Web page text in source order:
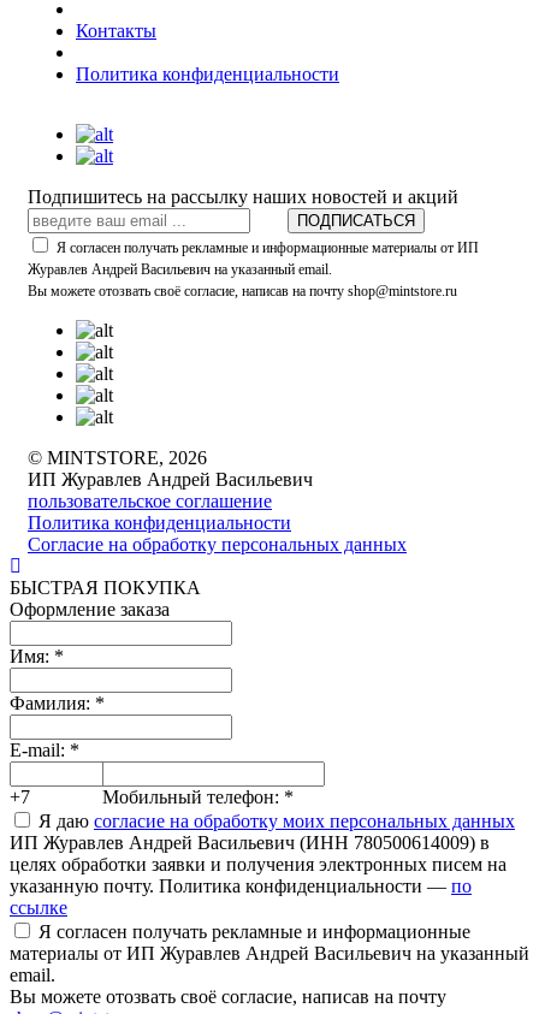
Контакты
Политика конфиденциальности
Подпишитесь на рассылку наших новостей и акций
ПОДПИСАТЬСЯ
Я согласен получать рекламные и информационные материалы от ИП
Журавлев Андрей Васильевич на указанный email.
Вы можете отозвать своё согласие, написав на почту shop@mintstore.ru
© MINTSTORE, 2026
ИП Журавлев Андрей Васильевич
пользовательское соглашение
Политика конфиденциальности
Согласие на обработку персональных данных
БЫСТРАЯ ПОКУПКА
Оформление заказа
Имя: *
Фамилия: *
E-mail: *
+7 Мобильный телефон: *
Я даю согласие на обработку моих персональных данных
ИП Журавлев Андрей Васильевич (ИНН 780500614009) в
целях обработки заявки и получения электронных писем на
указанную почту. Политика конфиденциальности — по
ссылке
Я согласен получать рекламные и информационные
материалы от ИП Журавлев Андрей Васильевич на указанный
email.
Вы можете отозвать своё согласие, написав на почту